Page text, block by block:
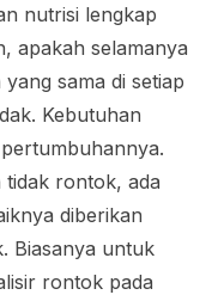
nutrisi lengkap
apakah selamanya
sama di setiap
Kebutuhan
rontok, ada
diberikan
Biasanya untuk
rontok pada